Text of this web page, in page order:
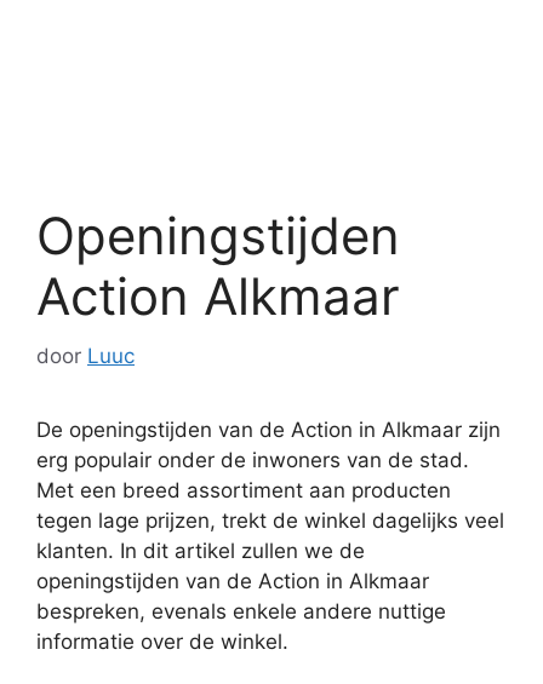
Openingstijden
Action Alkmaar
door Luuc
De openingstijden van de Action in Alkmaar zijn
erg populair onder de inwoners van de stad.
Met een breed assortiment aan producten
tegen lage prijzen, trekt de winkel dagelijks veel
klanten. In dit artikel zullen we de
openingstijden van de Action in Alkmaar
bespreken, evenals enkele andere nuttige
informatie over de winkel.